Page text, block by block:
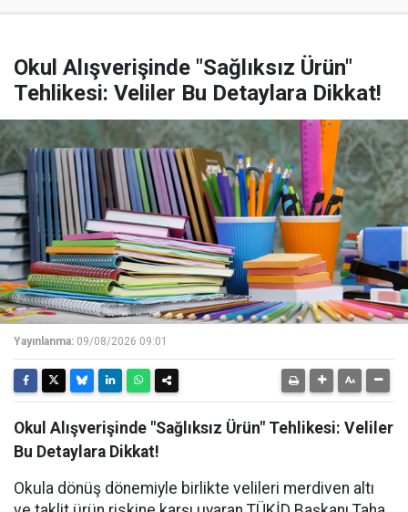
Okul Alışverişinde "Sağlıksız Ürün"
Tehlikesi: Veliler Bu Detaylara Dikkat!
Yayınlanma: 09/08/2026 09:01
Okul Alışverişinde "Sağlıksız Ürün" Tehlikesi: Veliler
Bu Detaylara Dikkat!
Okula dönüş dönemiyle birlikte velileri merdiven altı